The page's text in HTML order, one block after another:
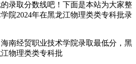
录取分数线吧！下面是本站为大家整
院2024年在黑龙江物理类类专科批录